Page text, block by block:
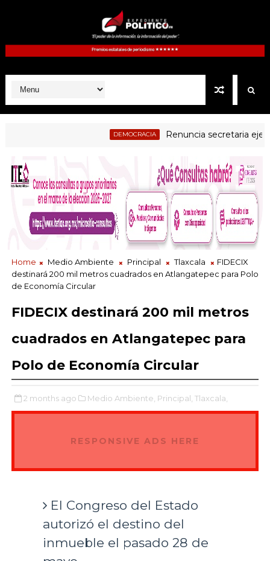
DEMOCRACIA Renuncia secretaria ejecutiva
Home Medio Ambiente Principal Tlaxcala
FIDECIX
destinará 200 mil metros cuadrados en Atlangatepec para Polo
de Economía Circular
FIDECIX destinará 200 mil metros
cuadrados en Atlangatepec para
Polo de Economía Circular
2 months ago Medio Ambiente, Principal, Tlaxcala,
RESPONSIVE ADS HERE
El Congreso del Estado
autorizó el destino del
inmueble el pasado 28 de